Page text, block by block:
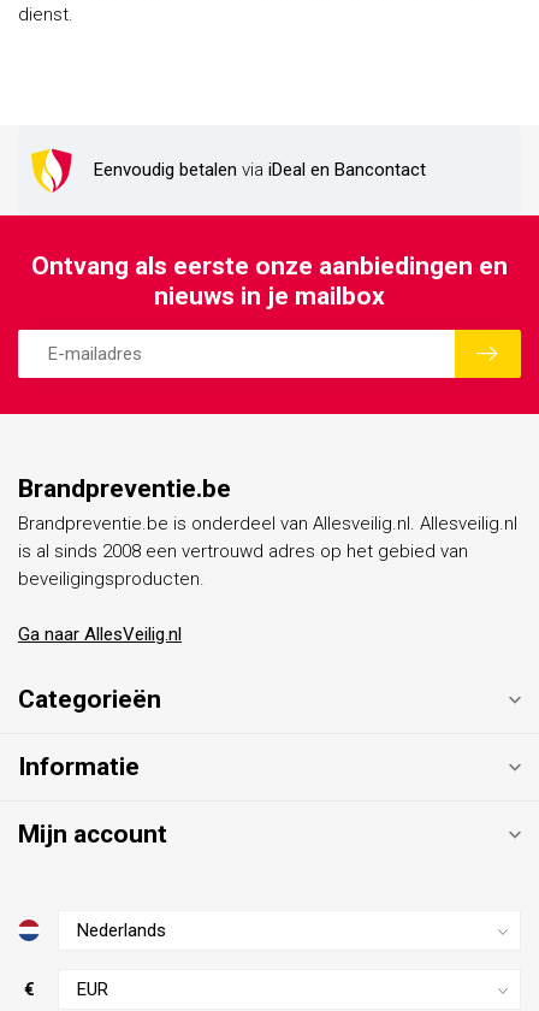
dienst.
Eenvoudig betalen via iDeal en Bancontact
Ontvang als eerste onze aanbiedingen en
nieuws in je mailbox
Brandpreventie.be
Brandpreventie.be is onderdeel van Allesveilig.nl. Allesveilig.nl
is al sinds 2008 een vertrouwd adres op het gebied van
beveiligingsproducten.
Ga naar AllesVeilig.nl
Categorieën
Informatie
Mijn account
€